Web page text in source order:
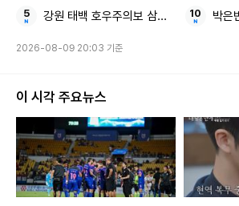
강원 태백 호우주의보 삼척산지 박은
2026-08-09 20:03 기준
이 시각 주요뉴스